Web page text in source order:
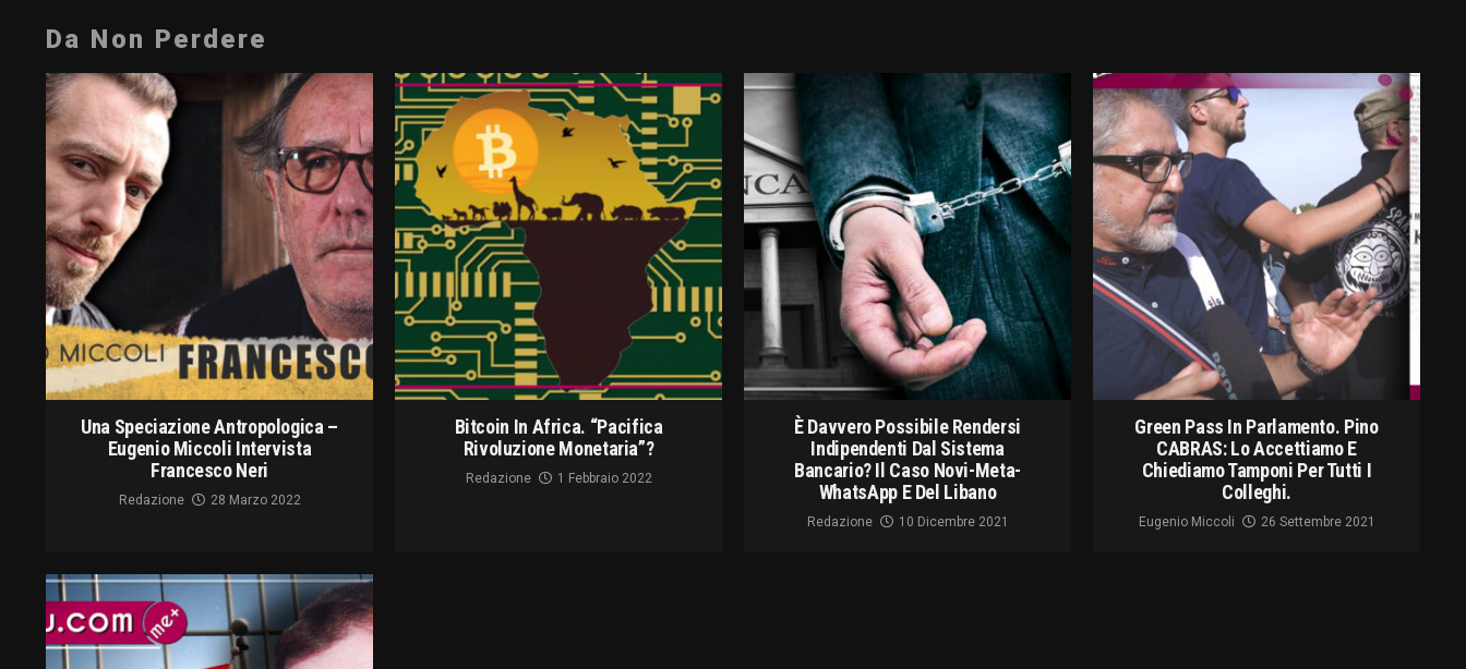
Da Non Perdere
Una Speciazione Antropologica –
Eugenio Miccoli Intervista
Francesco Neri
Redazione 28 Marzo 2022
Bitcoin In Africa. “pacifica
Rivoluzione Monetaria”?
Redazione 1 Febbraio 2022
È Davvero Possibile Rendersi
Indipendenti Dal Sistema
Bancario? Il Caso Novi-Meta-
WhatsApp E Del Libano
Redazione 10 Dicembre 2021
Green Pass In Parlamento. Pino
CABRAS: Lo Accettiamo E
Chiediamo Tamponi Per Tutti I
Colleghi.
Eugenio Miccoli 26 Settembre 2021